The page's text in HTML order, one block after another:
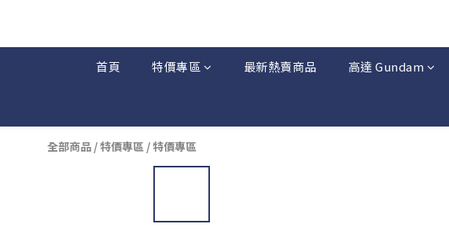
首頁 特價專區 最新熱賣商品 高達 Gundam
全部商品 /特價專區 /特價專區